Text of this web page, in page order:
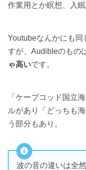
作業用とか瞑想、入眠
Youtubeなんかにも同
すが、Audibleのもの
ゃ高いです。
「ケープコッド国立
ルがあり「どっちも
う部分もあり。
波の音の違いは全